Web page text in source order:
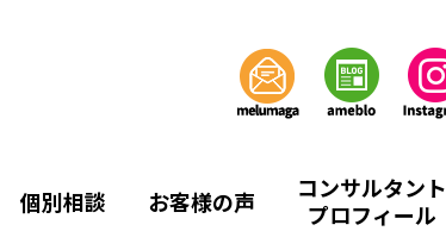
個別相談 お客様の声
コンサルタント
プロフィール